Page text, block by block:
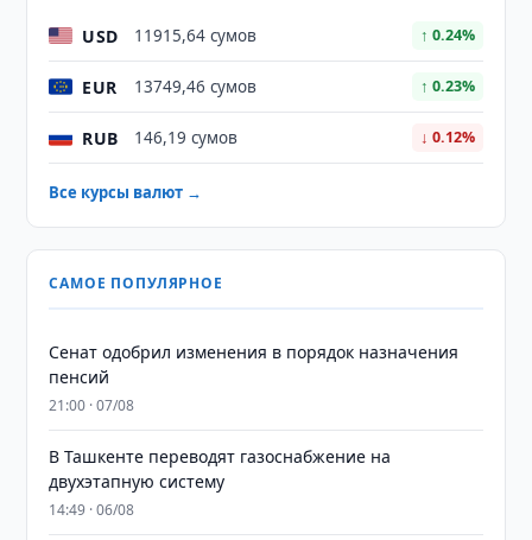
USD 11915,64 сумов ↑ 0.24%
EUR 13749,46 сумов ↑ 0.23%
RUB 146,19 сумов ↓ 0.12%
Все курсы валют →
САМОЕ ПОПУЛЯРНОЕ
Сенат одобрил изменения в порядок назначения
пенсий
21:00 · 07/08
В Ташкенте переводят газоснабжение на
двухэтапную систему
14:49 · 06/08